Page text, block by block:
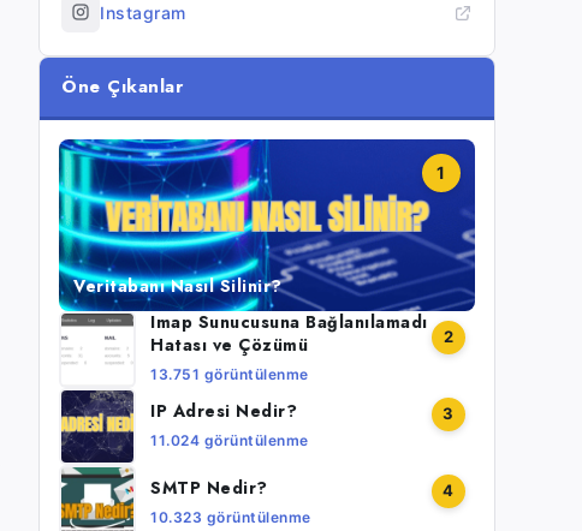
Instagram
Öne Çıkanlar
1
Veritabanı Nasıl Silinir?
2
Imap Sunucusuna Bağlanılamadı
Hatası ve Çözümü
13.751 görüntülenme
3
IP Adresi Nedir?
11.024 görüntülenme
4
SMTP Nedir?
10.323 görüntülenme